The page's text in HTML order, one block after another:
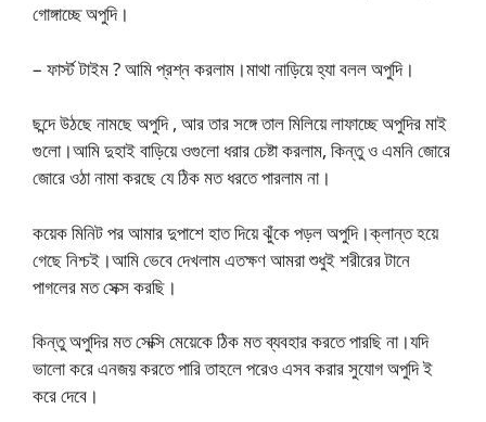
গোঙ্গাচ্ছে অপুদি।
– ফার্স্ট টাইম ? আমি প্রশ্ন করলাম।মাথা নাড়িয়ে হ্যা বলল অপুদি।
ছন্দে উঠছে নামছে অপুদি , আর তার সঙ্গে তাল মিলিয়ে লাফাচ্ছে অপুদির মাই
গুলো।আমি দুহাই বাড়িয়ে ওগুলো ধরার চেষ্টা করলাম, কিন্তু ও এমনি জোরে
জোরে ওঠা নামা করছে যে ঠিক মত ধরতে পারলাম না।
কয়েক মিনিট পর আমার দুপাশে হাত দিয়ে ঝুঁকে পড়ল অপুদি।ক্লান্ত হয়ে
গেছে নিশ্চই।আমি ভেবে দেখলাম এতক্ষণ আমরা শুধুই শরীরের টানে
পাগলের মত সেক্স করছি।
কিন্তু অপুদির মত সেক্সি মেয়েকে ঠিক মত ব্যবহার করতে পারছি না।যদি
ভালো করে এনজয় করতে পারি তাহলে পরেও এসব করার সুযোগ অপুদি ই
করে দেবে।